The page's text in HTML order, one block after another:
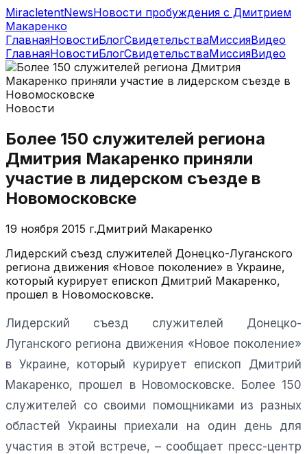
MiracletentNewsНовости пробуждения с Дмитрием
Макаренко
ГлавнаяНовостиБлогСвидетельстваМиссияВидео
ГлавнаяНовостиБлогСвидетельстваМиссияВидео
Новости
Более 150 служителей региона
Дмитрия Макаренко приняли
участие в лидерском съезде в
Новомосковске
19 ноября 2015 г.Дмитрий Макаренко
Лидерский съезд служителей Донецко-Луганского
региона движения «Новое поколение» в Украине,
который курирует епископ Дмитрий Макаренко,
прошел в Новомосковске.
Лидерский съезд служителей Донецко-
Луганского региона движения «Новое поколение»
в Украине, который курирует епископ Дмитрий
Макаренко, прошел в Новомосковске. Более 150
служителей со своими помощниками из разных
областей Украины приехали на один день для
участия в этой встрече, – сообщает пресс-центр